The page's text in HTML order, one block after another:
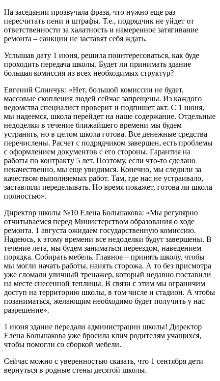
На заседании прозвучала фраза, что нужно еще раз
пересчитать пени и штрафы. Т.е., подрядчик не уйдет от
ответственности за халатность и намеренное затягивание
ремонта – санкции не заставят себя ждать.
Услышав дату 1 июня, решила поинтересоваться, как буде
проходить передача школы. Будет ли принимать здание
большая комиссия из всех необходимых структур?
Евгений Слинчук: «Нет, большой комиссии не будет,
массовые скопления людей сейчас запрещены. Из каждого
ведомства специалист проверит и подпишет акт. С 1 июня,
мы надеемся, школа перейдет на наше содержание. Отдельные
недоделки в течение ближайшего времени мы будем
устранять, но в целом школа готова. Все денежные средства
перечислены. Расчет с подрядчиком завершен, есть проблемы
с оформлением документов с его стороны. Гарантия на
работы по контракту 5 лет. Поэтому, если что-то сделано
некачественно, мы еще увидимся. Конечно, мы следили за
качеством выполняемых работ. Там, где нас не устраивало,
заставляли переделывать. Но время покажет, готова ли школа
полностью».
Директор школы №10 Елена Большакова: «Мы регулярно
отчитываемся перед Министерством образования о ходе
ремонта. 1 августа ожидаем государственную комиссию.
Надеюсь, к этому времени все недоделки будут завершены. В
течение лета, мы будем заниматься переездом, наведением
порядка. Собирать мебель. Главное – принять школу, чтобы
мы могли начать работы, нанять сторожа. А то без присмотра
уже сломали уличный тренажер, который недавно поставили
на месте снесенной теплицы. В связи с этим мы ограничим
доступ на территорию школы, в том числе и стадион. А чтобы
позаниматься, желающим необходимо будет получить у нас
разрешение».
1 июня здание передали администрации школы! Директор
Елена Большакова уже бросила клич родителям учащихся,
чтобы помогли со сборкой мебели.
Сейчас можно с уверенностью сказать, что 1 сентября дети
вернуться в родные стены десятой школы.